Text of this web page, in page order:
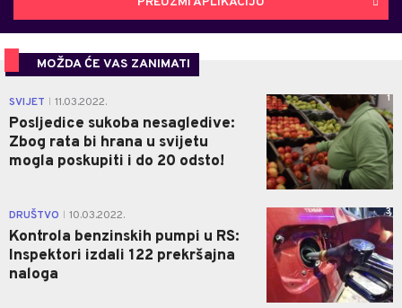
MOŽDA ĆE VAS ZANIMATI
SVIJET 11.03.2022.
Posljedice sukoba nesagledive:
Zbog rata bi hrana u svijetu
mogla poskupiti i do 20 odsto!
1
DRUŠTVO 10.03.2022.
Kontrola benzinskih pumpi u RS:
Inspektori izdali 122 prekršajna
naloga
3